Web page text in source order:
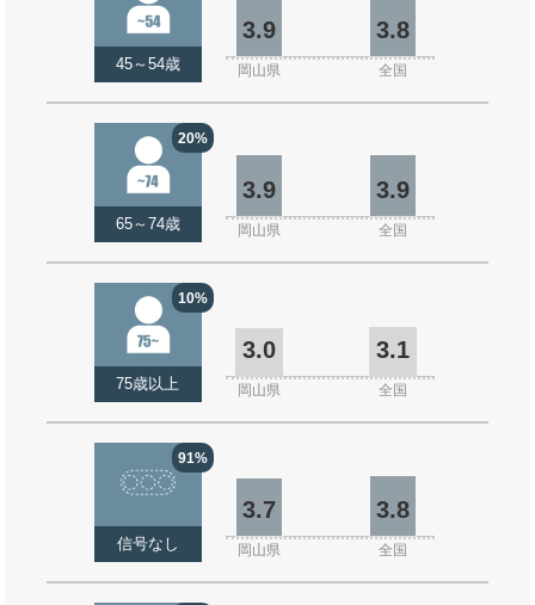
45～54歳
3.9 3.8
岡山県 全国
20%
65～74歳
3.9 3.9
岡山県 全国
10%
75歳以上
3.0 3.1
岡山県 全国
91%
信号なし
3.7 3.8
岡山県 全国